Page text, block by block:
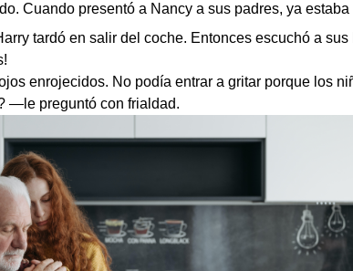
Cuando presentó a Nancy a sus padres, ya estaba
tardó en salir del coche. Entonces escuchó a sus
enrojecidos. No podía entrar a gritar porque los
—le preguntó con frialdad.